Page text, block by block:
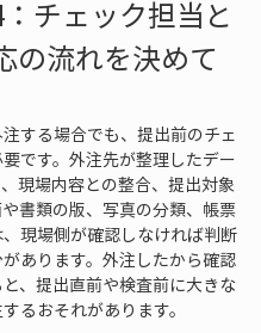
チェック担当と
の流れを決めて
する場合でも、提出前のチェ
です。外注先が整理したデー
現場内容との整合、提出対象
書類の版、写真の分類、帳票
現場側が確認しなければ判断
あります。外注したから確認
、提出直前や検査前に大きな
るおそれがあります。